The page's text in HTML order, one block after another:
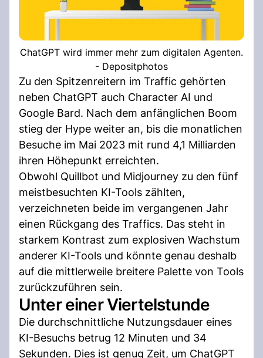
ChatGPT wird immer mehr zum digitalen Agenten.
- Depositphotos
Zu den Spitzenreitern im Traffic gehörten
neben ChatGPT auch Character AI und
Google Bard. Nach dem anfänglichen Boom
stieg der Hype weiter an, bis die monatlichen
Besuche im Mai 2023 mit rund 4,1 Milliarden
ihren Höhepunkt erreichten.
Obwohl Quillbot und Midjourney zu den fünf
meistbesuchten KI-Tools zählten,
verzeichneten beide im vergangenen Jahr
einen Rückgang des Traffics. Das steht in
starkem Kontrast zum explosiven Wachstum
anderer KI-Tools und könnte genau deshalb
auf die mittlerweile breitere Palette von Tools
zurückzuführen sein.
Unter einer Viertelstunde
Die durchschnittliche Nutzungsdauer eines
KI-Besuchs betrug 12 Minuten und 34
Sekunden. Dies ist genug Zeit, um ChatGPT